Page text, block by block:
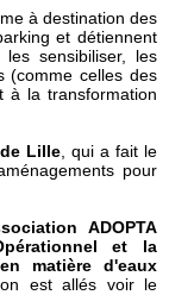
à destination des
et détiennent
sensibiliser, les
(comme celles des
à la transformation
Lille , qui a fait le
pour
ADOPTA
et la
matière d'eaux
est allés voir le